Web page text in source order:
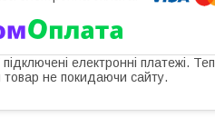
підключені електронні платежі.
товар не покидаючи сайту.